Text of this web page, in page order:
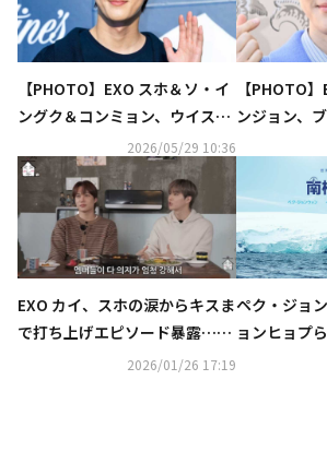
【PHOTO】EXO スホ＆ソ・イ
ングク＆コンミョン、ウイスキ
ーブランド「Ballantine's」の
イベントに出席
2026/05/29 10:36
【PHOTO
ンジョン、
のイベント
EXO カイ、スホの涙からキスま
で打ち上げエピソード暴露…カ
ムバで葛藤も？「宿舎生活を提
2026/01/26 17:19
ペク・ジョ
ョンヒョプ
極のシェフ